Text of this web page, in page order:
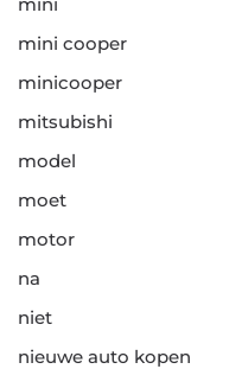
mini cooper
minicooper
mitsubishi
model
moet
motor
na
niet
nieuwe auto kopen